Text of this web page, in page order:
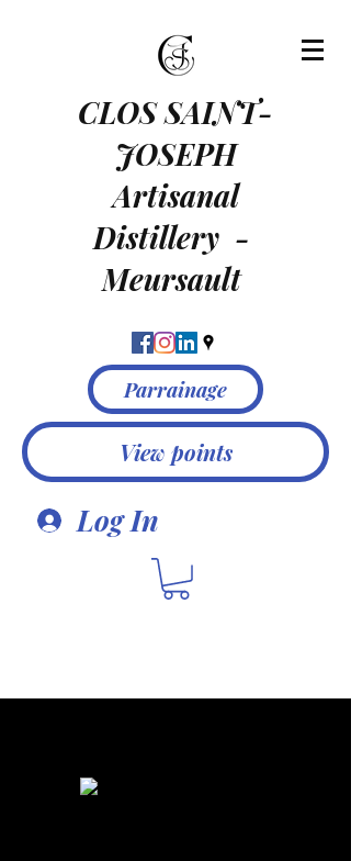
CLOS SAINT-
JOSEPH
Artisanal
Distillery -
Meursault
Parrainage
View points
Log In